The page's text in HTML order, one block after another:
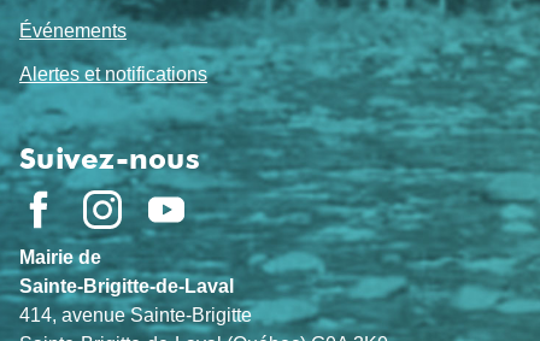
Événements
Alertes et notifications
Suivez-nous
Mairie de
Sainte-Brigitte-de-Laval
414, avenue Sainte-Brigitte